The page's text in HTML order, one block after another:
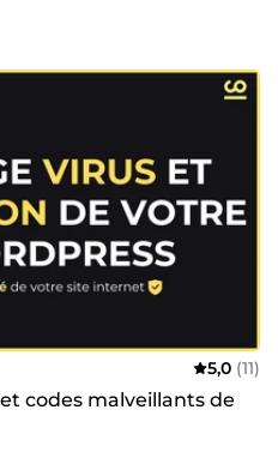
5,0 (11)
codes malveillants de